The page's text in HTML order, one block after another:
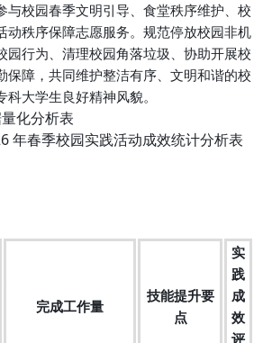
与校园春季文明引导、食堂秩序维护、校
动秩序保障志愿服务。规范停放校园非机
园行为、清理校园角落垃圾、协助开展校
保障，共同维护整洁有序、文明和谐的校
大学生良好精神风貌。
化分析表
年春季校园实践活动成效统计分析表
完成工作量
技能提升要
点
实
践
成
效
评